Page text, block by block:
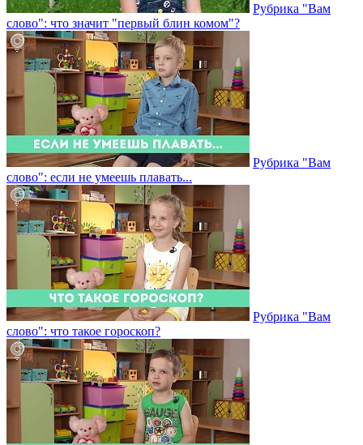
Рубрика "Вам
слово": что значит "первый блин комом"?
Рубрика "Вам
слово": если не умеешь плавать...
Рубрика "Вам
слово": что такое гороскоп?